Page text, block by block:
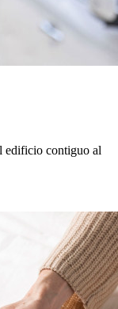
edificio contiguo al